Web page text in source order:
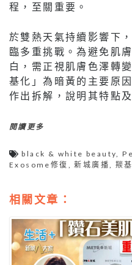
程，至關重要。
於雙熱天氣持續影響下
臨多重挑戰。為避免肌
白，需正視肌膚色澤轉
基化」為暗黃的主要原
作出拆解，說明其特點
閱讀更多
black & white beauty,
Exosome修復 ,新城廣播, 羰
相關文章：